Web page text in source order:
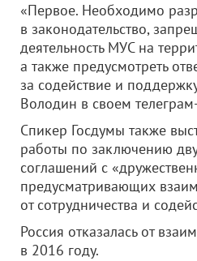
«Первое. Необходимо
в законодательство,
деятельность МУС на
а также предусмотреть
за содействие и
Володин в своем
Спикер Госдумы также
работы по заключению
соглашений с
предусматривающих
от сотрудничества и
Россия отказалась от
в 2016 году.